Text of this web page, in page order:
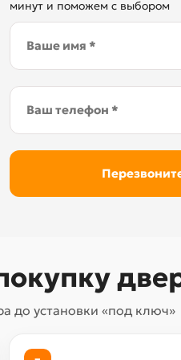
минут и поможем с выбором
до установки «под ключ»